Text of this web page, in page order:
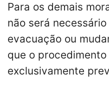
Para os demais
não será
evacuação ou
que o
exclusivamente